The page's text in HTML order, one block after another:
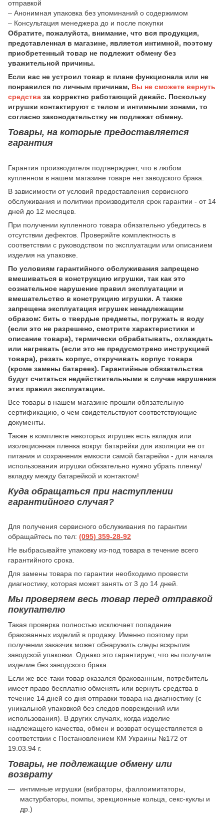
отправкой
– Анонимная упаковка без упоминаний о содержимом
– Консультация менеджера до и после покупки
Обратите, пожалуйста, внимание, что вся продукция,
представленная в магазине, является интимной, поэтому
приобретенный товар не подлежит обмену без
уважительной причины.
Если вас не устроил товар в плане функционала или не
понравился по личным причинам, Вы не сможете вернуть
средства за корректно работающий девайс. Поскольку
игрушки контактируют с телом и интимными зонами, то
согласно законодательству не подлежат обмену.
Товары, на которые предоставляется
гарантия
Гарантия производителя подтверждает, что в любом
купленном в нашем магазине товаре нет заводского брака.
В зависимости от условий предоставления сервисного
обслуживания и политики производителя срок гарантии - от 14
дней до 12 месяцев.
При получении купленного товара обязательно убедитесь в
отсутствии дефектов. Проверяйте комплектность в
соответствии с руководством по эксплуатации или описанием
изделия на упаковке.
По условиям гарантийного обслуживания запрещено
вмешиваться в конструкцию игрушки, так как это
сознательное нарушение правил эксплуатации и
вмешательство в конструкцию игрушки. А также
запрещена эксплуатация игрушек ненадлежащим
образом: бить о твердые предметы, погружать в воду
(если это не разрешено, смотрите характеристики и
описание товара), термически обрабатывать, охлаждать
или нагревать (если это не предусмотрено инструкцией
товара), резать корпус, откручивать корпус товара
(кроме замены батареек). Гарантийные обязательства
будут считаться недействительными в случае нарушения
этих правил эксплуатации.
Все товары в нашем магазине прошли обязательную
сертификацию, о чем свидетельствуют соответствующие
документы.
Также в комплекте некоторых игрушек есть вкладка или
изоляционная пленка вокруг батарейки для изоляции ее от
питания и сохранения емкости самой батарейки - для начала
использования игрушки обязательно нужно убрать пленку/
вкладку между батарейкой и контактом!
Куда обращаться при наступлении
гарантийного случая?
Для получения сервисного обслуживания по гарантии
обращайтесь по тел: (095) 359-28-92
Не выбрасывайте упаковку из-под товара в течение всего
гарантийного срока.
Для замены товара по гарантии необходимо провести
диагностику, которая может занять от 3 до 14 дней.
Мы проверяем весь товар перед отправкой
покупателю
Такая проверка полностью исключает попадание
бракованных изделий в продажу. Именно поэтому при
получении заказчик может обнаружить следы вскрытия
заводской упаковки. Однако это гарантирует, что вы получите
изделие без заводского брака.
Если же все-таки товар оказался бракованным, потребитель
имеет право бесплатно обменять или вернуть средства в
течение 14 дней со дня отправки товара на диагностику (с
уникальной упаковкой без следов повреждений или
использования). В других случаях, когда изделие
надлежащего качества, обмен и возврат осуществляется в
соответствии с Постановлением КМ Украины №172 от
19.03.94 г.
Товары, не подлежащие обмену или
возврату
интимные игрушки (вибраторы, фаллоимитаторы,
мастурбаторы, помпы, эрекционные кольца, секс-куклы и
др.)